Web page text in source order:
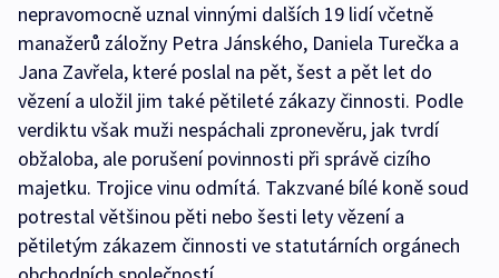
nepravomocně uznal vinnými dalších 19 lidí včetně
manažerů záložny Petra Jánského, Daniela Turečka a
Jana Zavřela, které poslal na pět, šest a pět let do
vězení a uložil jim také pětileté zákazy činnosti. Podle
verdiktu však muži nespáchali zpronevěru, jak tvrdí
obžaloba, ale porušení povinnosti při správě cizího
majetku. Trojice vinu odmítá. Takzvané bílé koně soud
potrestal většinou pěti nebo šesti lety vězení a
pětiletým zákazem činnosti ve statutárních orgánech